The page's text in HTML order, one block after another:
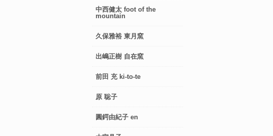
中西健太 foot of the
mountain
久保雅裕 東月窯
出嶋正樹 自在窯
前田 充 ki-to-te
原 聡子
圓鍔由紀子 en